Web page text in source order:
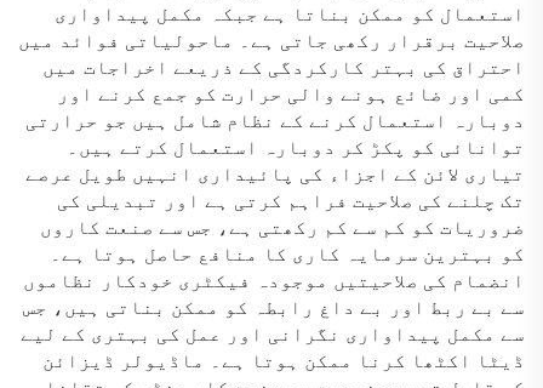
استعمال کو ممکن بناتا ہے جبکہ مکمل پیداواری
صلاحیت برقرار رکھی جاتی ہے۔ ماحولیاتی فوائد میں
احتراق کی بہتر کارکردگی کے ذریعے اخراجات میں
کمی اور ضائع ہونے والی حرارت کو جمع کرنے اور
دوبارہ استعمال کرنے کے نظام شامل ہیں جو حرارتی
توانائی کو پکڑ کر دوبارہ استعمال کرتے ہیں۔
تیاری لائن کے اجزاء کی پائیداری انہیں طویل عرصے
تک چلنے کی صلاحیت فراہم کرتی ہے اور تبدیلی کی
ضروریات کو کم سے کم رکھتی ہے، جس سے صنعت کاروں
کو بہترین سرمایہ کاری کا منافع حاصل ہوتا ہے۔
انضمام کی صلاحیتیں موجودہ فیکٹری خودکار نظاموں
سے بے ربط اور بے داغ رابطہ کو ممکن بناتی ہیں، جس
سے مکمل پیداواری نگرانی اور عمل کی بہتری کے لیے
ڈیٹا اکٹھا کرنا ممکن ہوتا ہے۔ ماڈیولر ڈیزائن